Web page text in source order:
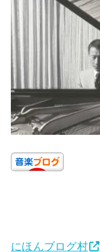
にほんブログ村